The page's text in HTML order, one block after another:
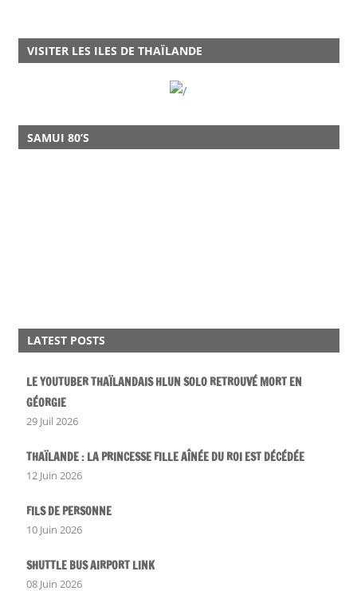
VISITER LES ILES DE THAÏLANDE
SAMUI 80’S
LATEST POSTS
LE YOUTUBER THAÏLANDAIS HLUN SOLO RETROUVÉ MORT EN
GÉORGIE
29 Juil 2026
THAÏLANDE : LA PRINCESSE FILLE AÎNÉE DU ROI EST DÉCÉDÉE
12 Juin 2026
FILS DE PERSONNE
10 Juin 2026
SHUTTLE BUS AIRPORT LINK
08 Juin 2026